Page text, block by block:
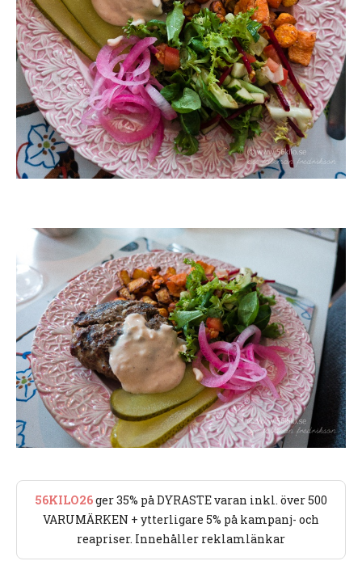
56KILO26ger 35% på DYRASTE varan inkl. över 500
VARUMÄRKEN + ytterligare 5% på kampanj- och
reapriser. Innehåller reklamlänkar